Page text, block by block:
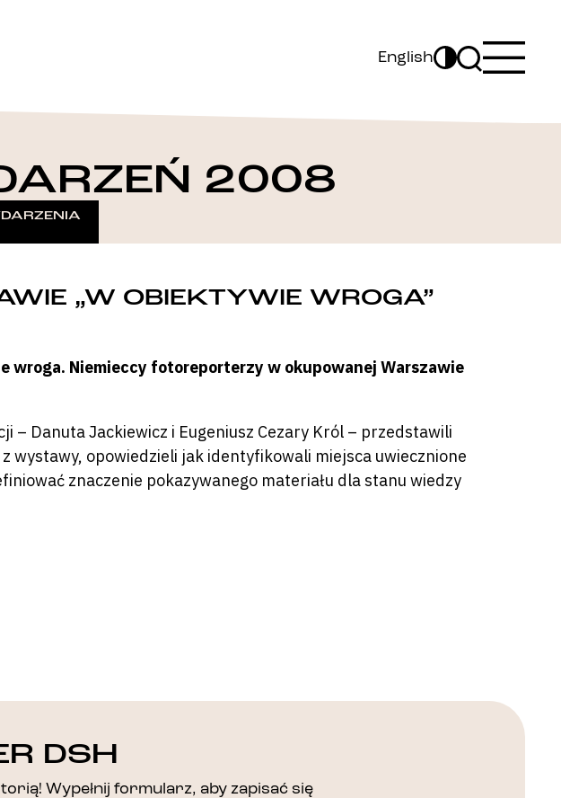
English
2008
„W OBIEKTYWIE WROGA”
wroga. Niemieccy fotoreporterzy w okupowanej Warszawie
– Danuta Jackiewicz i Eugeniusz Cezary Król – przedstawili
wystawy, opowiedzieli jak identyfikowali miejsca uwiecznione
znaczenie pokazywanego materiału dla stanu wiedzy
DSH
Wypełnij formularz, aby zapisać się